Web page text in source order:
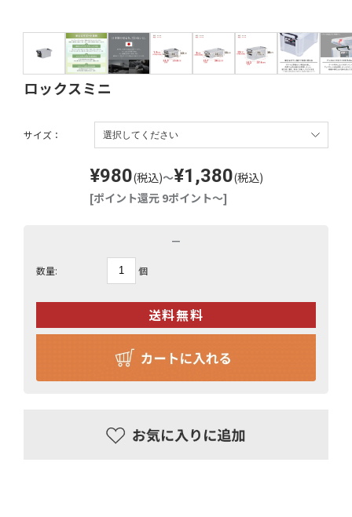
ロックスミニ
¥980(税込)～¥1,380(税込)
[ポイント還元 9ポイント～]
サイズ：
－
数量: 個